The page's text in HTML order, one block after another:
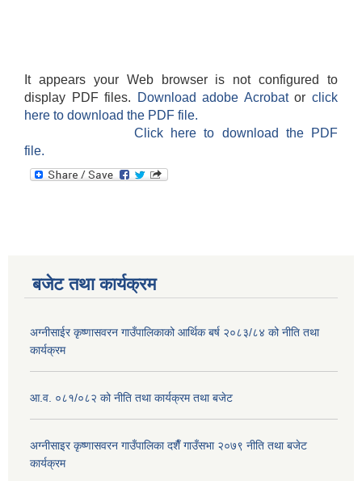
It appears your Web browser is not configured to
display PDF files.
Download adobe Acrobatorclick
here to download the PDF file.
Click here to download the PDF
file.
बजेट तथा कार्यक्रम
अग्नीसाईर कृष्णासवरन गाउँपालिकाको आर्थिक बर्ष २०८३/८४ को नीति तथा
कार्यक्रम
आ.व. ०८१/०८२ को नीति तथा कार्यक्रम तथा बजेट
अग्नीसाइर कृष्णासवरन गाउँपालिका दशैँ गाउँसभा २०७९ नीति तथा बजेट
कार्यक्रम